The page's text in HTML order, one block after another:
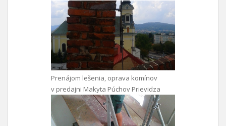
Prenájom lešenia, oprava komínov
v predajni Makyta Púchov Prievidza